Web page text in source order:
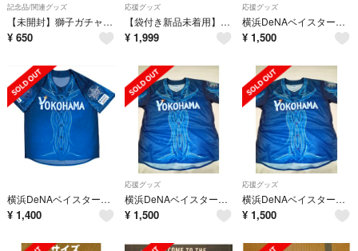
記念品/関連グッズ
【未開封】獅子ガチャアオフェス限定武内夏暉
¥ 650
応援グッズ
【袋付き新品未着用】埼玉西武ライオンズ アオフェス ユニフォーム2026
¥ 1,999
応援グッズ
横浜DeNAベイスターズ ユニフォーム スターナイト③
¥ 1,500
横浜DeNAベイスターズ ユニフォーム2枚セット
¥ 1,400
応援グッズ
横浜DeNAベイスターズ ユニフォーム スターナイト②
¥ 1,500
応援グッズ
横浜DeNAベイスターズ ユニフォーム スターナイト
¥ 1,500